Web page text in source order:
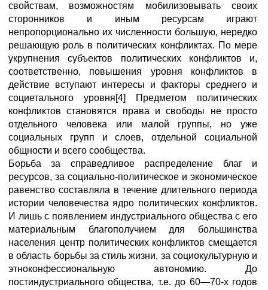
свойствам, возможностям мобилизовывать своих
сторонников и иным ресурсам играют
непропорционально их численности большую, нередко
решающую роль в политических конфликтах. По мере
укрупнения субъектов политических конфликтов и,
соответственно, повышения уровня конфликтов в
действие вступают интересы и факторы среднего и
социетального уровня[4] Предметом политических
конфликтов становятся права и свободы не просто
отдельного человека или малой группы, но уже
социальных групп и слоев, отдельной социальной
общности и всего сообщества.
Борьба за справедливое распределение благ и
ресурсов, за социально-политическое и экономическое
равенство составляла в течение длительного периода
истории человечества ядро политических конфликтов.
И лишь с появлением индустриального общества с его
материальным благополучием для большинства
населения центр политических конфликтов смещается
в область борьбы за стиль жизни, за социокультурную и
этноконфессиональную автономию. До
постиндустриального общества, т.е. до 60—70-х годов